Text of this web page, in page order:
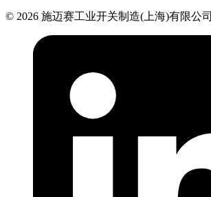
© 2026 施迈赛工业开关制造(上海)有限公司